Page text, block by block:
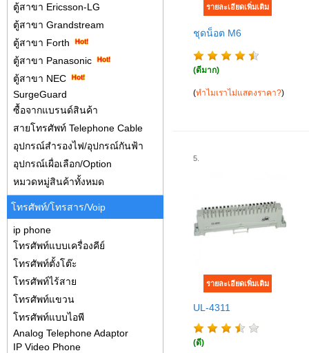
ชุดน็อต M6
(ดีมาก)
(ทำไมเราไม่แสดงราคา?)
5.
UL-4311
(ดี)
ตู้สาขา Ericsson-LG
ตู้สาขา Grandstream
ตู้สาขา Forth
ตู้สาขา Panasonic
ตู้สาขา NEC
SurgeGuard
ซื้อจากแบรนด์สินค้า
สายโทรศัพท์ Telephone Cable
อุปกรณ์สำรองไฟ/อุปกรณ์กันฟ้า
อุปกรณ์เผื่อเลือก/Option
หมวดหมู่สินค้าทั้งหมด
โทรศัพท์/โทรสาร/Voip
ip phone
โทรศัพท์แบบเครื่องคีย์
โทรศัพท์ตั้งโต๊ะ
โทรศัพท์ไร้สาย
โทรศัพท์แขวน
โทรศัพท์แบบไอพี
Analog Telephone Adaptor
IP Video Phone